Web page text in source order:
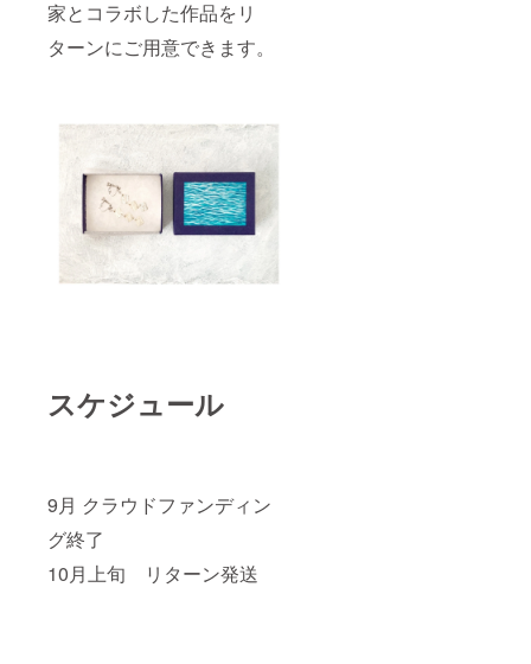
家とコラボした作品をリ
ターンにご用意できます。
スケジュール
9月 クラウドファンディン
グ終了
10月上旬 リターン発送